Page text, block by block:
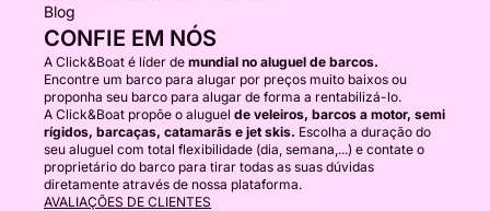
Blog
CONFIE EM NÓS
A Click&Boat é líder de mundial no aluguel de barcos.
Encontre um barco para alugar por preços muito baixos ou
proponha seu barco para alugar de forma a rentabilizá-lo.
A Click&Boat propõe o aluguel de veleiros, barcos a motor, semi
rígidos, barcaças, catamarãs e jet skis. Escolha a duração do
seu aluguel com total flexibilidade (dia, semana,...) e contate o
proprietário do barco para tirar todas as suas dúvidas
diretamente através de nossa plataforma.
AVALIAÇÕES DE CLIENTES